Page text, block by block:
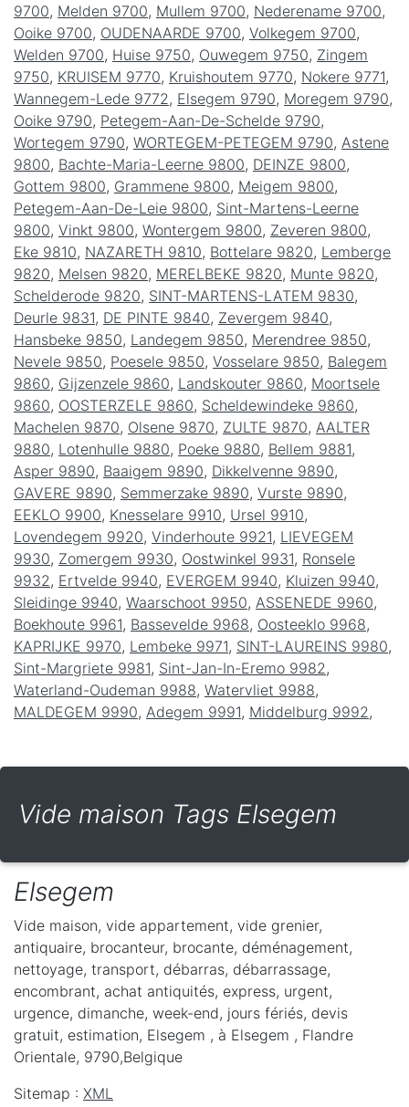
9700, Melden 9700, Mullem 9700, Nederename 9700,
Ooike 9700, OUDENAARDE 9700, Volkegem 9700,
Welden 9700, Huise 9750, Ouwegem 9750, Zingem
9750, KRUISEM 9770, Kruishoutem 9770, Nokere 9771,
Wannegem-Lede 9772 , Elsegem 9790, Moregem 9790,
Ooike 9790, Petegem-Aan-De-Schelde 9790,
Wortegem 9790, WORTEGEM-PETEGEM 9790, Astene
9800, Bachte-Maria-Leerne 9800, DEINZE 9800,
Gottem 9800, Grammene 9800, Meigem 9800,
Petegem-Aan-De-Leie 9800, Sint-Martens-Leerne
9800, Vinkt 9800, Wontergem 9800, Zeveren 9800,
Eke 9810, NAZARETH 9810, Bottelare 9820, Lemberge
9820, Melsen 9820, MERELBEKE 9820, Munte 9820,
Schelderode 9820, SINT-MARTENS-LATEM 9830,
Deurle 9831, DE PINTE 9840, Zevergem 9840,
Hansbeke 9850, Landegem 9850, Merendree 9850,
Nevele 9850, Poesele 9850, Vosselare 9850, Balegem
9860, Gijzenzele 9860, Landskouter 9860, Moortsele
9860, OOSTERZELE 9860, Scheldewindeke 9860,
Machelen 9870, Olsene 9870, ZULTE 9870, AALTER
9880, Lotenhulle 9880, Poeke 9880, Bellem 9881,
Asper 9890, Baaigem 9890, Dikkelvenne 9890,
GAVERE 9890, Semmerzake 9890, Vurste 9890,
EEKLO 9900, Knesselare 9910, Ursel 9910,
Lovendegem 9920, Vinderhoute 9921, LIEVEGEM
9930, Zomergem 9930, Oostwinkel 9931, Ronsele
9932 , Ertvelde 9940, EVERGEM 9940, Kluizen 9940,
Sleidinge 9940, Waarschoot 9950, ASSENEDE 9960,
Boekhoute 9961, Bassevelde 9968, Oosteeklo 9968,
KAPRIJKE 9970, Lembeke 9971, SINT-LAUREINS 9980,
Sint-Margriete 9981, Sint-Jan-In-Eremo 9982 ,
Waterland-Oudeman 9988, Watervliet 9988,
MALDEGEM 9990, Adegem 9991, Middelburg 9992 ,
Vide maison Tags Elsegem
Elsegem
Vide maison, vide appartement, vide grenier,
antiquaire, brocanteur, brocante, déménagement,
nettoyage, transport, débarras, débarrassage,
encombrant, achat antiquités, express, urgent,
urgence, dimanche, week-end, jours fériés, devis
gratuit, estimation, Elsegem , à Elsegem , Flandre
Orientale, 9790,Belgique
Sitemap : XML